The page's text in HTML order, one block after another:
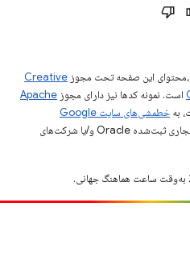
این صفحه تحت مجوز Creative
است. نمونه کدها نیز دارای مجوز Apache
به
خطمشی‌های سایت Google
مراجعه کنید. جاوا علامت تجاری ثبت‌شده Oracle و/یا شرکت‌های